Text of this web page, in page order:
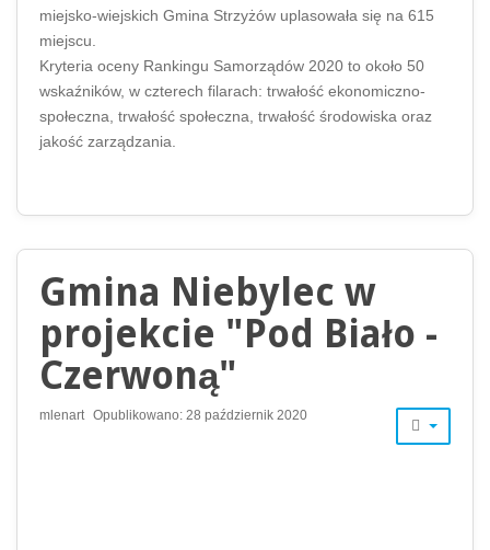
miejsko-wiejskich Gmina Strzyżów uplasowała się na 615
miejscu.
Kryteria oceny Rankingu Samorządów 2020 to około 50
wskaźników, w czterech filarach: trwałość ekonomiczno-
społeczna, trwałość społeczna, trwałość środowiska oraz
jakość zarządzania.
Gmina Niebylec w
projekcie "Pod Biało -
Czerwoną"
mlenart Opublikowano: 28 październik 2020